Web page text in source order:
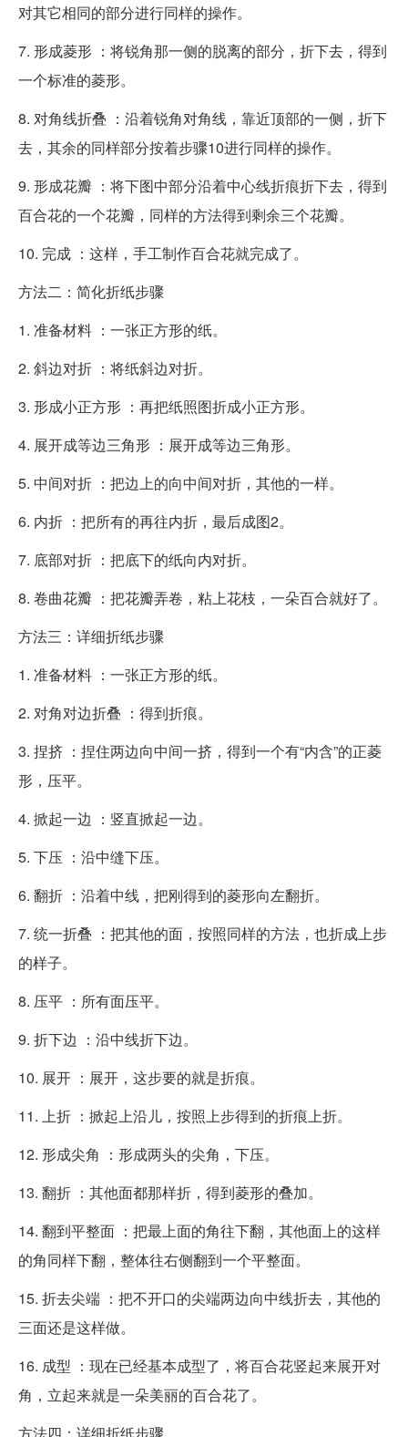
对其它相同的部分进行同样的操作。
7. 形成菱形 ：将锐角那一侧的脱离的部分，折下去，得到
一个标准的菱形。
8. 对角线折叠 ：沿着锐角对角线，靠近顶部的一侧，折下
去，其余的同样部分按着步骤10进行同样的操作。
9. 形成花瓣 ：将下图中部分沿着中心线折痕折下去，得到
百合花的一个花瓣，同样的方法得到剩余三个花瓣。
10. 完成 ：这样，手工制作百合花就完成了。
方法二：简化折纸步骤
1. 准备材料 ：一张正方形的纸。
2. 斜边对折 ：将纸斜边对折。
3. 形成小正方形 ：再把纸照图折成小正方形。
4. 展开成等边三角形 ：展开成等边三角形。
5. 中间对折 ：把边上的向中间对折，其他的一样。
6. 内折 ：把所有的再往内折，最后成图2。
7. 底部对折 ：把底下的纸向内对折。
8. 卷曲花瓣 ：把花瓣弄卷，粘上花枝，一朵百合就好了。
方法三：详细折纸步骤
1. 准备材料 ：一张正方形的纸。
2. 对角对边折叠 ：得到折痕。
3. 捏挤 ：捏住两边向中间一挤，得到一个有“内含”的正菱
形，压平。
4. 掀起一边 ：竖直掀起一边。
5. 下压 ：沿中缝下压。
6. 翻折 ：沿着中线，把刚得到的菱形向左翻折。
7. 统一折叠 ：把其他的面，按照同样的方法，也折成上步
的样子。
8. 压平 ：所有面压平。
9. 折下边 ：沿中线折下边。
10. 展开 ：展开，这步要的就是折痕。
11. 上折 ：掀起上沿儿，按照上步得到的折痕上折。
12. 形成尖角 ：形成两头的尖角，下压。
13. 翻折 ：其他面都那样折，得到菱形的叠加。
14. 翻到平整面 ：把最上面的角往下翻，其他面上的这样
的角同样下翻，整体往右侧翻到一个平整面。
15. 折去尖端 ：把不开口的尖端两边向中线折去，其他的
三面还是这样做。
16. 成型 ：现在已经基本成型了，将百合花竖起来展开对
角，立起来就是一朵美丽的百合花了。
方法四：详细折纸步骤